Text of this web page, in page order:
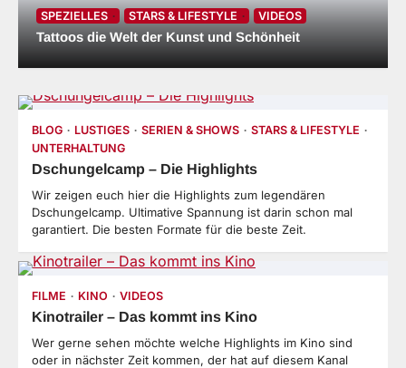
SPEZIELLES STARS & LIFESTYLE VIDEOS
Tattoos die Welt der Kunst und Schönheit
BLOG LUSTIGES SERIEN & SHOWS
STARS & LIFESTYLE
UNTERHALTUNG
Dschungelcamp – Die Highlights
Wir zeigen euch hier die Highlights zum legendären
Dschungelcamp. Ultimative Spannung ist darin schon mal
garantiert. Die besten Formate für die beste Zeit.
FILME KINO VIDEOS
Kinotrailer – Das kommt ins Kino
Wer gerne sehen möchte welche Highlights im Kino sind
oder in nächster Zeit kommen, der hat auf diesem Kanal